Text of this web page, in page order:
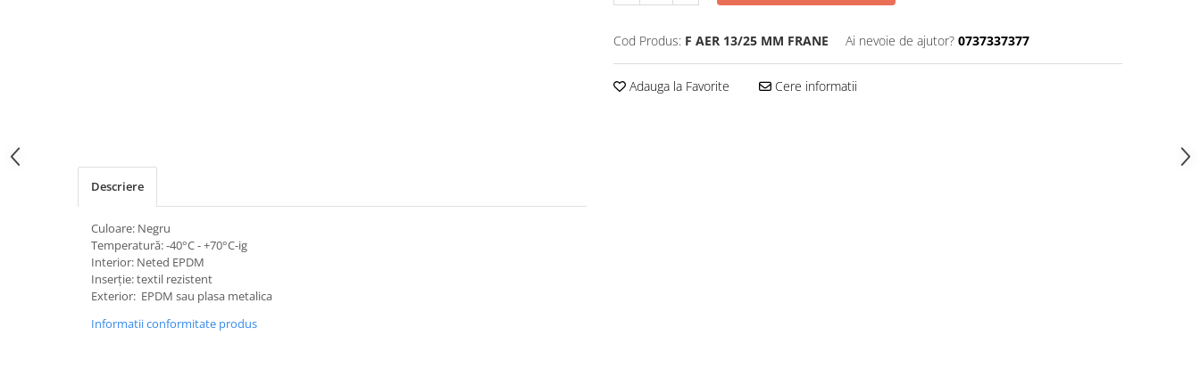
Cod Produs: F AER 13/25 MM FRANE Ai nevoie de ajutor? 0737337377
Adauga la Favorite Cere informatii
Descriere
Culoare: Negru
Temperatură: -40°C - +70°C-ig
Interior: Neted EPDM
Inserție: textil rezistent
Exterior: EPDM sau plasa metalica
Informatii conformitate produs